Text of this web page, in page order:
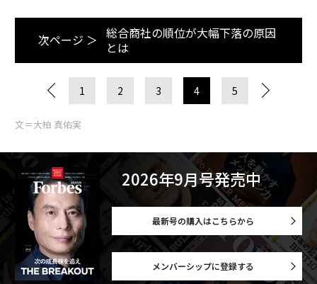
次ページ ＞ 総合商社の順位が大幅下落の原因
とは
1 2 3 4 5
文＝大柏 真佑実
2026年9月号発売中
最新号の購入はこちらから
メンバーシップに登録する